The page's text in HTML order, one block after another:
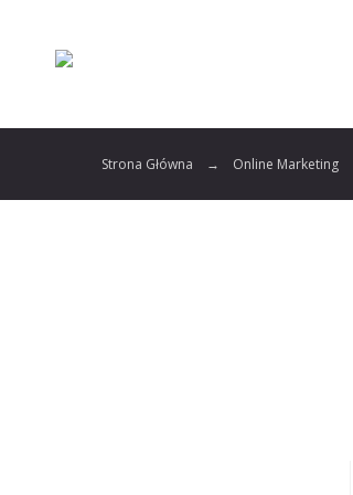
Strona Główna Online Marketing